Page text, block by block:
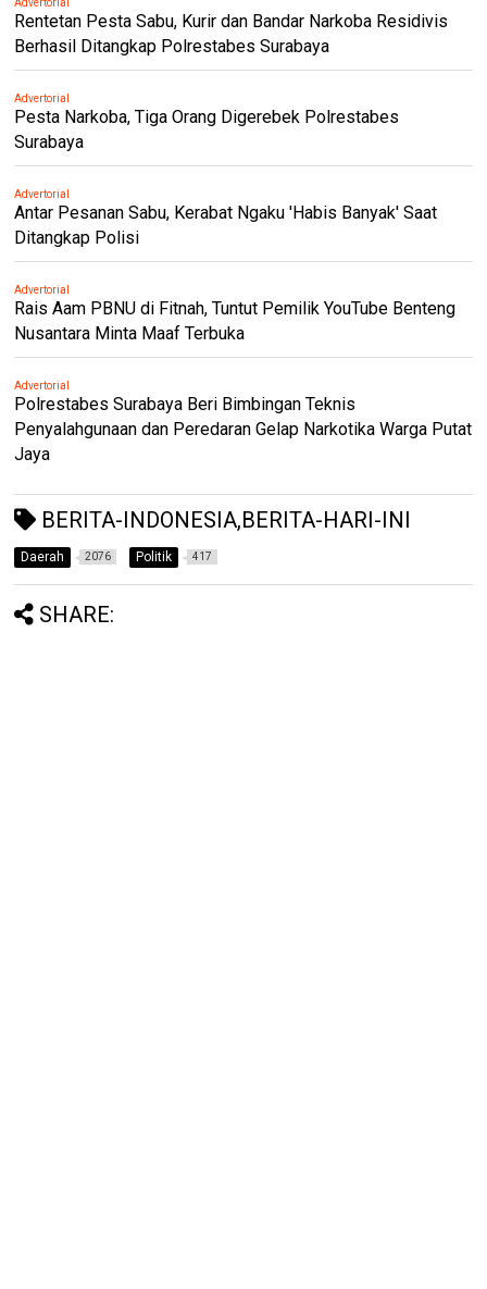
Advertorial
Rentetan Pesta Sabu, Kurir dan Bandar Narkoba Residivis
Berhasil Ditangkap Polrestabes Surabaya
Advertorial
Pesta Narkoba, Tiga Orang Digerebek Polrestabes
Surabaya
Advertorial
Antar Pesanan Sabu, Kerabat Ngaku 'Habis Banyak' Saat
Ditangkap Polisi
Advertorial
Rais Aam PBNU di Fitnah, Tuntut Pemilik YouTube Benteng
Nusantara Minta Maaf Terbuka
Advertorial
Polrestabes Surabaya Beri Bimbingan Teknis
Penyalahgunaan dan Peredaran Gelap Narkotika Warga Putat
Jaya
BERITA-INDONESIA,BERITA-HARI-INI
Daerah 2076 Politik 417
SHARE: